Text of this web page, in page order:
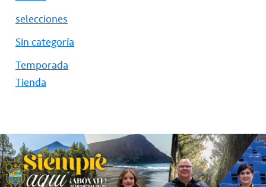
selecciones
Sin categoría
Temporada
Tienda